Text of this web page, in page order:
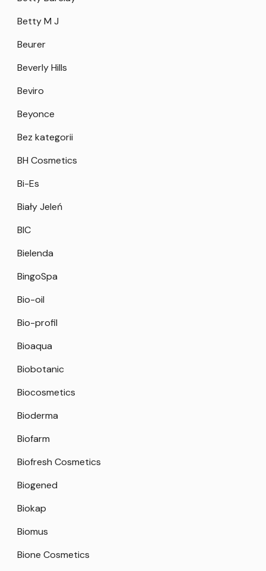
Betty M J
Beurer
Beverly Hills
Beviro
Beyonce
Bez kategorii
BH Cosmetics
Bi-Es
Biały Jeleń
BIC
Bielenda
BingoSpa
Bio-oil
Bio-profil
Bioaqua
Biobotanic
Biocosmetics
Bioderma
Biofarm
Biofresh Cosmetics
Biogened
Biokap
Biomus
Bione Cosmetics